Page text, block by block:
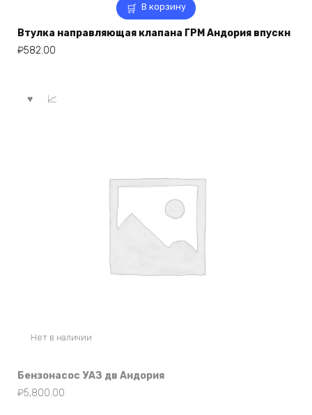
В корзину
Втулка направляющая клапана ГРМ Андория впускн
₽582.00
Нет в наличии
Бензонасос УАЗ дв Андория
₽5,800.00